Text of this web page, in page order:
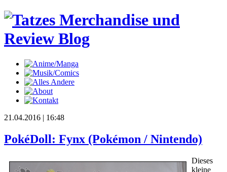
21.04.2016 | 16:48
PokéDoll: Fynx (Pokémon / Nintendo)
Dieses
kleine